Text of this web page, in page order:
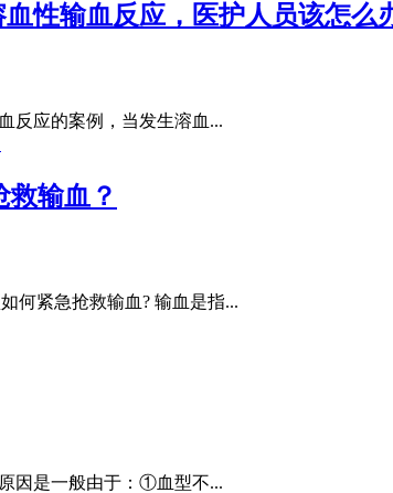
性输血反应，医护人员该怎么
反应的案例，当发生溶血...
输血？
何紧急抢救输血? 输血是指...
因是一般由于：①血型不...